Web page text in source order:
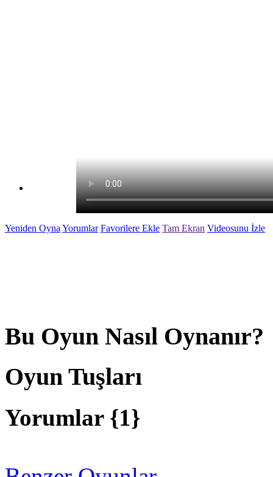
Parlak Koşucu Oyunu
Yeniden Oyna Yorumlar Favorilere Ekle Tam Ekran Videosunu İzle
Bu Oyun Nasıl Oynanır?
Oyun Tuşları
Yorumlar {1}